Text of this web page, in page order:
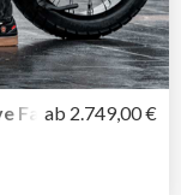
Fatbike
ab 2.749,00​ €